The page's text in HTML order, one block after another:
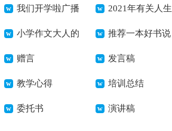
比赛作文 明文作文4篇
我们开学啦广播
稿
2021年有关人生
格言座右铭49条
小学作文大人的
唠叨
推荐一本好书说
明文
赠言 发言稿
教学心得 培训总结
委托书 演讲稿